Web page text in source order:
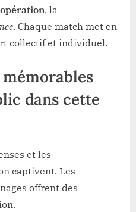
, la
. Chaque match met en
collectif et individuel.
dans cette
et les
captivent. Les
offrent des